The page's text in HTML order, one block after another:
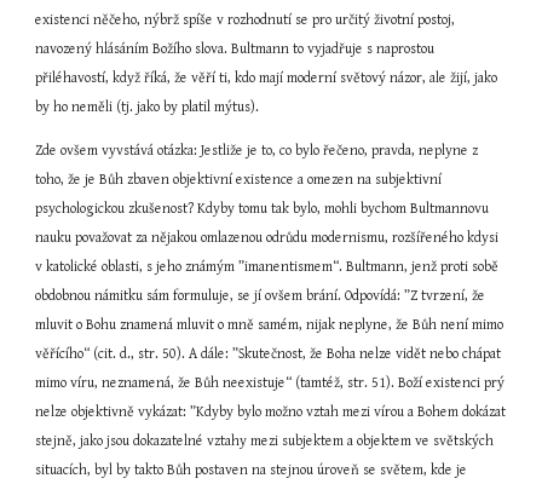
existenci něčeho, nýbrž spíše v rozhodnutí se pro určitý životní postoj,
navozený hlásáním Božího slova. Bultmann to vyjadřuje s naprostou
přiléhavostí, když říká, že věří ti, kdo mají moderní světový názor, ale žijí, jako
by ho neměli (tj. jako by platil mýtus).
Zde ovšem vyvstává otázka: Jestliže je to, co bylo řečeno, pravda, neplyne z
toho, že je Bůh zbaven objektivní existence a omezen na subjektivní
psychologickou zkušenost? Kdyby tomu tak bylo, mohli bychom Bultmannovu
nauku považovat za nějakou omlazenou odrůdu modernismu, rozšířeného kdysi
v katolické oblasti, s jeho známým ”imanentismem“. Bultmann, jenž proti sobě
obdobnou námitku sám formuluje, se jí ovšem brání. Odpovídá: ”Z tvrzení, že
mluvit o Bohu znamená mluvit o mně samém, nijak neplyne, že Bůh není mimo
věřícího“ (cit. d., str. 50). A dále: ”Skutečnost, že Boha nelze vidět nebo chápat
mimo víru, neznamená, že Bůh neexistuje“ (tamtéž, str. 51). Boží existenci prý
nelze objektivně vykázat: ”Kdyby bylo možno vztah mezi vírou a Bohem dokázat
stejně, jako jsou dokazatelné vztahy mezi subjektem a objektem ve světských
situacích, byl by takto Bůh postaven na stejnou úroveň se světem, kde je